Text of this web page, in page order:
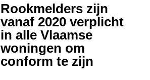
Rookmelders zijn
vanaf 2020 verplicht
in alle Vlaamse
woningen om
conform te zijn